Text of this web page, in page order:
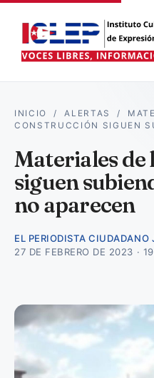
INICIO /ALERTAS /
CONSTRUCCIÓN SIGUEN
Materiales
siguen
no aparecen
EL PERIODISTA CIUDADANO
27 DE FEBRERO DE 2023 ·